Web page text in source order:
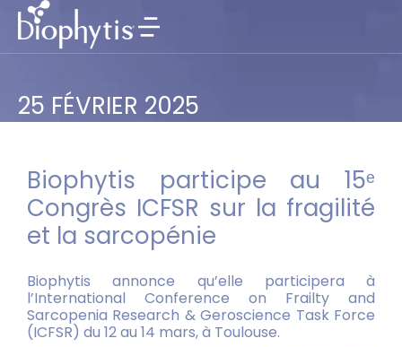
25 FÉVRIER 2025
Biophytis participe au 15ᵉ
Congrès ICFSR sur la fragilité
et la sarcopénie
Biophytis annonce qu’elle participera à
l’International Conference on Frailty and
Sarcopenia Research & Geroscience Task Force
(ICFSR) du 12 au 14 mars, à Toulouse.